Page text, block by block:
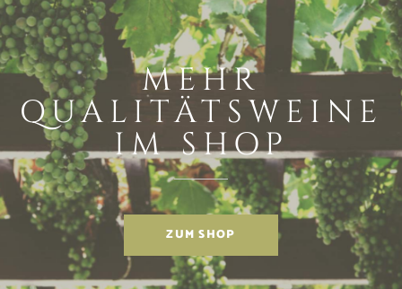
MEHR
QUALITÄTSWEINE
IM SHOP
ZUM SHOP